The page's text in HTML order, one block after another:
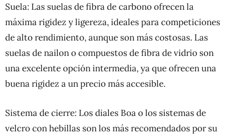
Suela: Las suelas de fibra de carbono ofrecen la
máxima rigidez y ligereza, ideales para competiciones
de alto rendimiento, aunque son más costosas. Las
suelas de nailon o compuestos de fibra de vidrio son
una excelente opción intermedia, ya que ofrecen una
buena rigidez a un precio más accesible.
Sistema de cierre: Los diales Boa o los sistemas de
velcro con hebillas son los más recomendados por su